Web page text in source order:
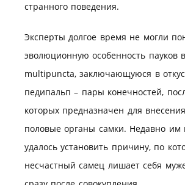
странного поведения.
Эксперты долгое время не могли
эволюционную особенность пауков
multipuncta, заключающуюся в
педипальп – пары конечностей,
которых предназначен для
половые органы самки. Недавно им
удалось установить причину, по
несчастный самец лишает себя